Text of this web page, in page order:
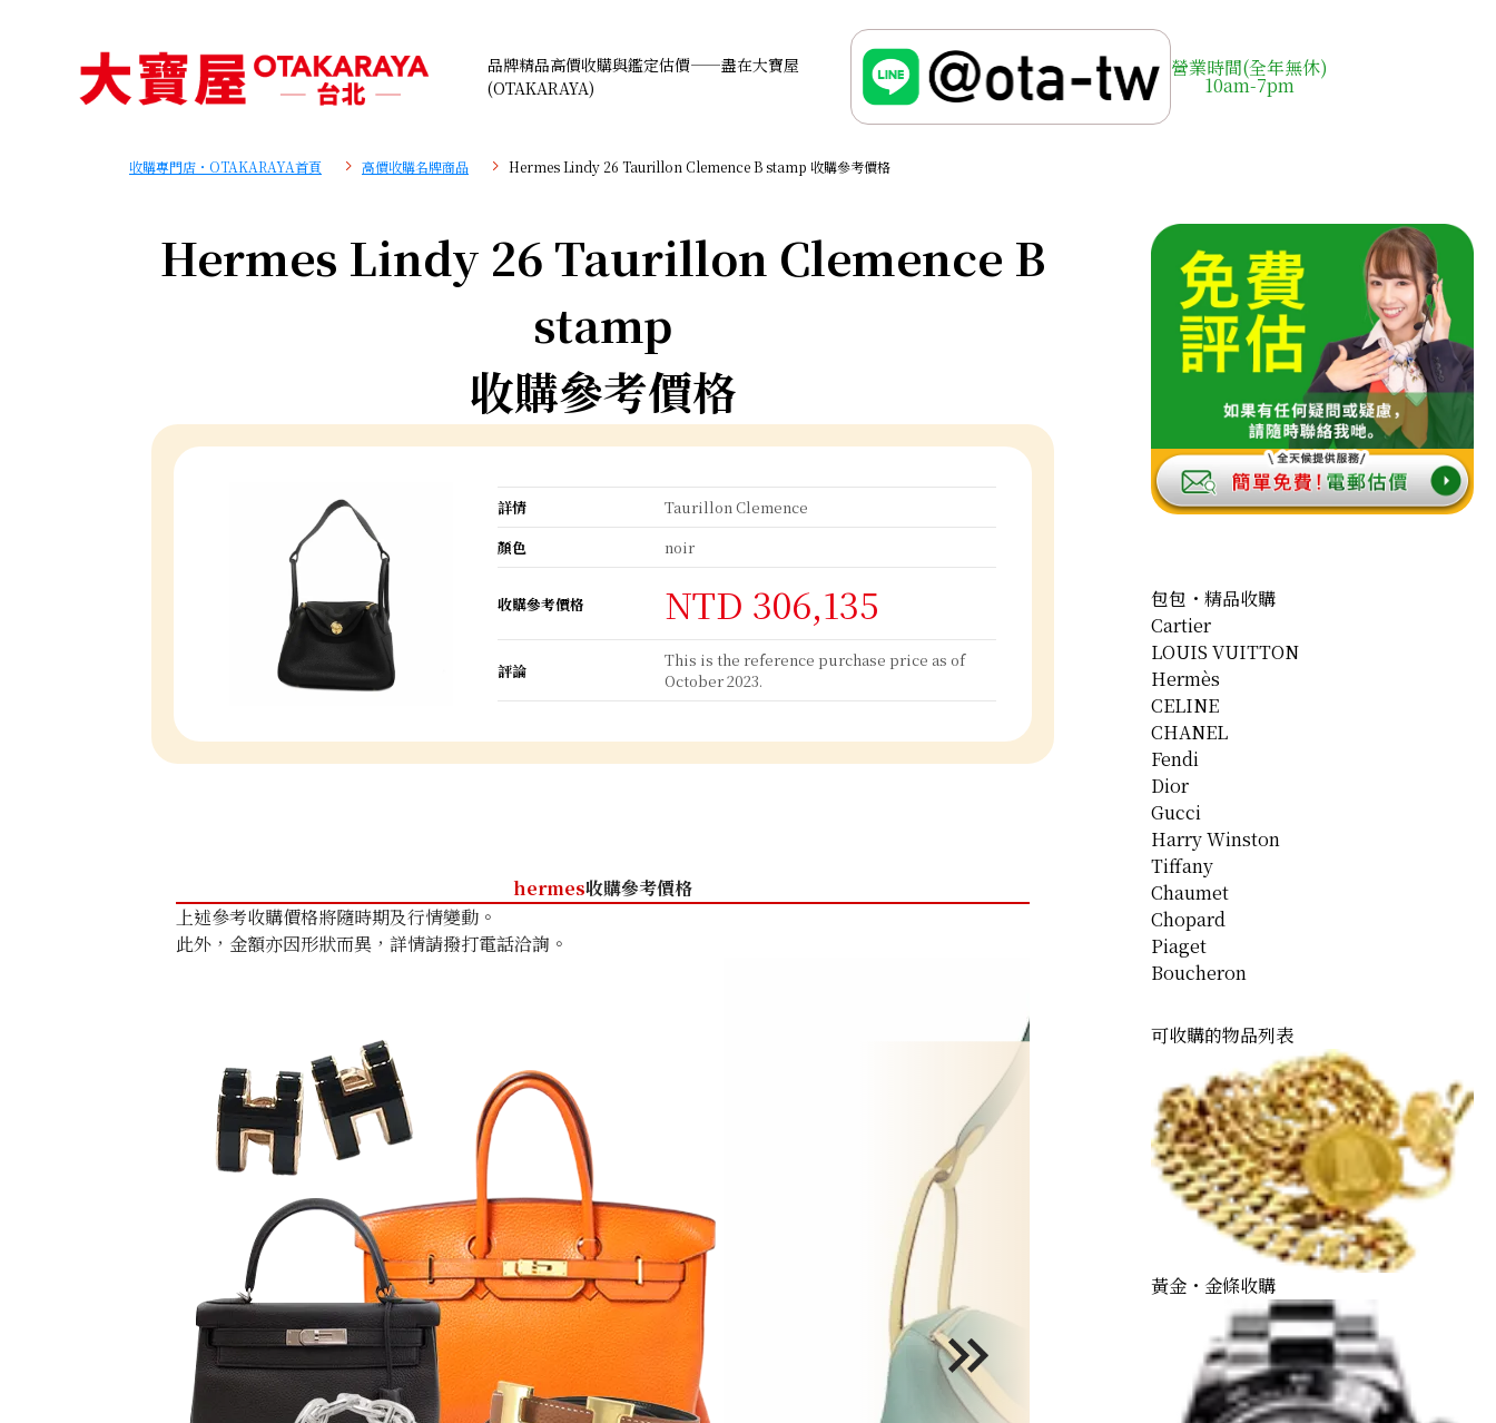
品牌精品高價收購與鑑定估價——盡在大寶屋
(OTAKARAYA)
營業時間(全年無休)
10am-7pm
收購專門店・OTAKARAYA首頁 高價收購名牌商品 Hermes Lindy 26 Taurillon Clemence B stamp 收購參考價格
Hermes Lindy 26 Taurillon Clemence B
stamp
收購參考價格
詳情
Taurillon Clemence
顏色
noir
收購參考價格 NTD 306,135
評論
This is the reference purchase price as of
October 2023.
hermes收購參考價格
上述參考收購價格將隨時期及行情變動。
此外，金額亦因形狀而異，詳情請撥打電話洽詢。
包包・精品收購
Cartier
LOUIS VUITTON
Hermès
CELINE
CHANEL
Fendi
Dior
Gucci
Harry Winston
Tiffany
Chaumet
Chopard
Piaget
Boucheron
可收購的物品列表
黃金・金條收購